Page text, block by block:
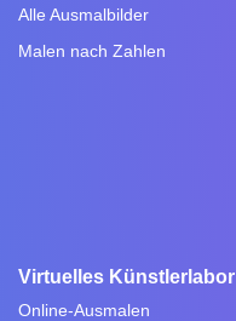
Alle Ausmalbilder
Malen nach Zahlen
Virtuelles Künstlerlabor
Online-Ausmalen